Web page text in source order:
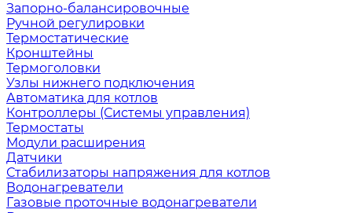
Запорно-балансировочные
Ручной регулировки
Термостатические
Кронштейны
Термоголовки
Узлы нижнего подключения
Автоматика для котлов
Контроллеры (Системы управления)
Термостаты
Модули расширения
Датчики
Стабилизаторы напряжения для котлов
Водонагреватели
Газовые проточные водонагреватели